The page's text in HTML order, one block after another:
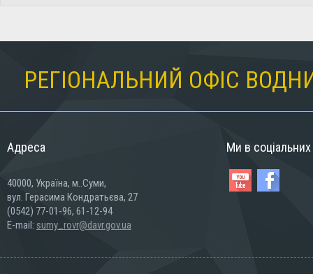
РЕГІОНАЛЬНИЙ ОФІС
Адреса
40000, Україна, м..Суми,
вул. Герасима Кондратьєва, 27
(0542) 77-01-96, 61-12-94
E-mail: sumy_rovr@davr.gov.ua
Ми в